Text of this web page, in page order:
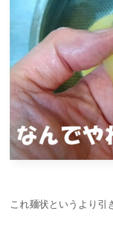
これ麺状というより引